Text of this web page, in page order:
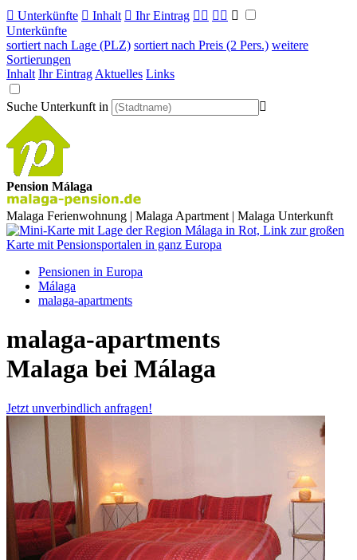
 Unterkünfte  Inhalt  Ihr Eintrag   
Unterkünfte
sortiert nach Lage (PLZ) sortiert nach Preis (2 Pers.) weitere
Sortierungen
Inhalt Ihr Eintrag Aktuelles Links
Suche Unterkunft in 
Pension Málaga
Malaga Ferienwohnung | Malaga Apartment | Malaga Unterkunft
Pensionen in Europa
Málaga
malaga-apartments
malaga-apartments
Malaga bei Málaga
Jetzt unverbindlich anfragen!